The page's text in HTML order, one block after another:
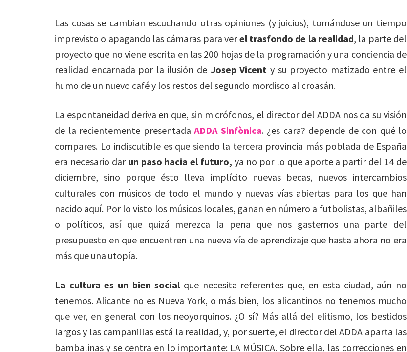
Las cosas se cambian escuchando otras opiniones (y juicios), tomándose un tiempo
imprevisto o apagando las cámaras para verel trasfondo de la realidad, la parte del
proyecto que no viene escrita en las 200 hojas de la programación y una conciencia de
realidad encarnada por la ilusión de Josep Vicent y su proyecto matizado entre el
humo de un nuevo café y los restos del segundo mordisco al croasán.
La espontaneidad deriva en que, sin micrófonos, el director del ADDA nos da su visión
de la recientemente presentada ADDA Sinfònica. ¿es cara? depende de con qué lo
compares. Lo indiscutible es que siendo la tercera provincia más poblada de España
era necesario dar un paso hacia el futuro, ya no por lo que aporte a partir del 14 de
diciembre, sino porque ésto lleva implícito nuevas becas, nuevos intercambios
culturales con músicos de todo el mundo y nuevas vías abiertas para los que han
nacido aquí. Por lo visto los músicos locales, ganan en número a futbolistas, albañiles
o políticos, así que quizá merezca la pena que nos gastemos una parte del
presupuesto en que encuentren una nueva vía de aprendizaje que hasta ahora no era
más que una utopía.
La cultura es un bien socialque necesita referentes que, en esta ciudad, aún no
tenemos. Alicante no es Nueva York, o más bien, los alicantinos no tenemos mucho
que ver, en general con los neoyorquinos. ¿O sí? Más allá del elitismo, los bestidos
largos y las campanillas está la realidad, y, por suerte, el director del ADDA aparta las
bambalinas y se centra en lo importante: LA MÚSICA. Sobre ella, las correcciones en